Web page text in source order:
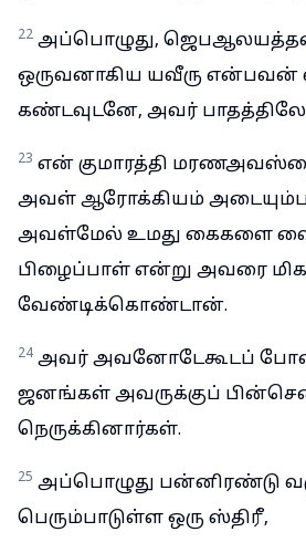
22 அப்பொழுது,
ஒருவனாகிய யவீரு என்பவன்
கண்டவுடனே, அவர் பாதத்திலே
23 என் குமாரத்தி
அவள் ஆரோக்கியம்
அவள்மேல் உமது கைகளை
பிழைப்பாள் என்று அவரை
வேண்டிக்கொண்டான்.
24 அவர் அவனோடேகூடப்
ஜனங்கள் அவருக்குப்
நெருக்கினார்கள்.
25 அப்பொழுது பன்னிரண்டு
பெரும்பாடுள்ள ஒரு ஸ்திரீ,